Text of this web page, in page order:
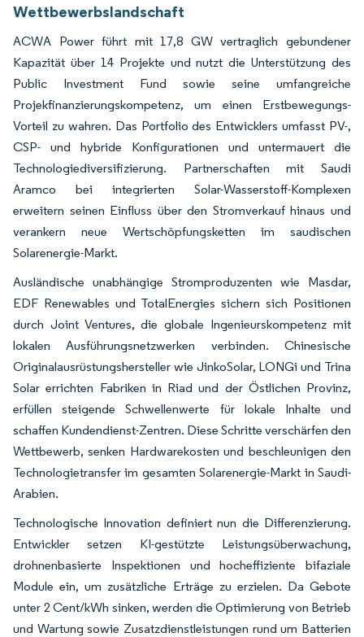
Wettbewerbslandschaft
ACWA Power führt mit 17,8 GW vertraglich gebundener
Kapazität über 14 Projekte und nutzt die Unterstützung des
Public Investment Fund sowie seine umfangreiche
Projekfinanzierungskompetenz, um einen Erstbewegungs-
Vorteil zu wahren. Das Portfolio des Entwicklers umfasst PV-,
CSP- und hybride Konfigurationen und untermauert die
Technologiediversifizierung. Partnerschaften mit Saudi
Aramco bei integrierten Solar-Wasserstoff-Komplexen
erweitern seinen Einfluss über den Stromverkauf hinaus und
verankern neue Wertschöpfungsketten im saudischen
Solarenergie-Markt.
Ausländische unabhängige Stromproduzenten wie Masdar,
EDF Renewables und TotalEnergies sichern sich Positionen
durch Joint Ventures, die globale Ingenieurskompetenz mit
lokalen Ausführungsnetzwerken verbinden. Chinesische
Originalausrüstungshersteller wie JinkoSolar, LONGi und Trina
Solar errichten Fabriken in Riad und der Östlichen Provinz,
erfüllen steigende Schwellenwerte für lokale Inhalte und
schaffen Kundendienst-Zentren. Diese Schritte verschärfen den
Wettbewerb, senken Hardwarekosten und beschleunigen den
Technologietransfer im gesamten Solarenergie-Markt in Saudi-
Arabien.
Technologische Innovation definiert nun die Differenzierung.
Entwickler setzen KI-gestützte Leistungsüberwachung,
drohnenbasierte Inspektionen und hocheffiziente bifaziale
Module ein, um zusätzliche Erträge zu erzielen. Da Gebote
unter 2 Cent/kWh sinken, werden die Optimierung von Betrieb
und Wartung sowie Zusatzdienstleistungen rund um Batterien